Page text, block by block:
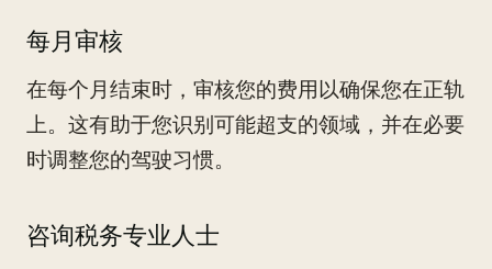
每月审核
在每个月结束时，审核您的费用以确保您在正轨
上。这有助于您识别可能超支的领域，并在必要
时调整您的驾驶习惯。
咨询税务专业人士